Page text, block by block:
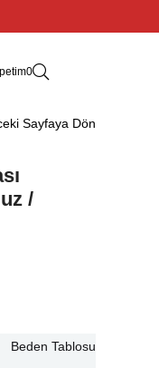
0
Sayfaya Dön
/
Beden Tablosu